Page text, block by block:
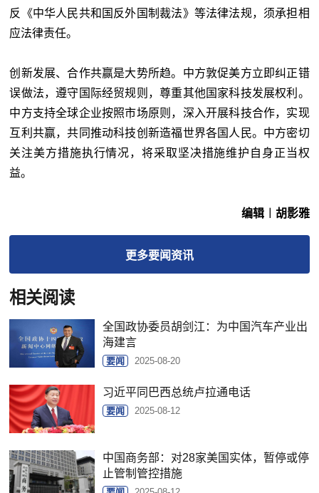
反《中华人民共和国反外国制裁法》等法律法规，须承担相
应法律责任。
创新发展、合作共赢是大势所趋。中方敦促美方立即纠正错
误做法，遵守国际经贸规则，尊重其他国家科技发展权利。
中方支持全球企业按照市场原则，深入开展科技合作，实现
互利共赢，共同推动科技创新造福世界各国人民。中方密切
关注美方措施执行情况，将采取坚决措施维护自身正当权
益。
编辑︱胡影雅
更多要闻资讯
相关阅读
全国政协委员胡剑江：为中国汽车产业出
海建言
要闻 2025-08-20
习近平同巴西总统卢拉通电话
要闻 2025-08-12
中国商务部：对28家美国实体，暂停或停
止管制管控措施